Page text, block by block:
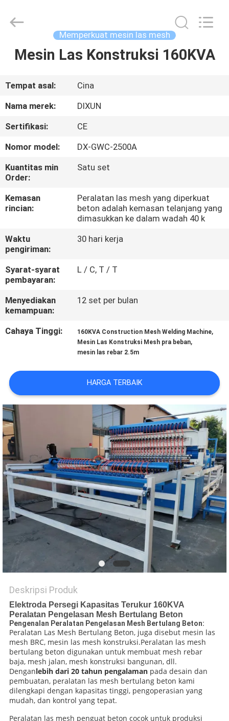
RUMAH
PRODUK
PERTUNJUKAN
TENTANG
PABRIK
KONTROL
KUALITAS
HUBUNGI
KAMI
PERMINTAAN
PENAWARAN
SITEMAP
PRIVACY
POLICY
Mesh
Products
Reserved.
Memperkuat mesin las mesh
Mesin Las Konstruksi 160KVA
Tempat asal:
Cina
Nama merek:
DIXUN
Sertifikasi:
CE
Nomor model:
DX-GWC-2500A
Kuantitas min
Order:
Satu set
Kemasan
rincian:
Peralatan las mesh yang diperkuat
beton adalah kemasan telanjang yang
dimasukkan ke dalam wadah 40 k
Waktu
pengiriman:
30 hari kerja
Syarat-syarat
pembayaran:
L / C, T / T
Menyediakan
kemampuan:
12 set per bulan
Cahaya Tinggi: 160KVA Construction Mesh Welding Machine,
Mesin Las Konstruksi Mesh pra beban,
mesin las rebar 2.5m
HARGA TERBAIK
Deskripsi Produk
Elektroda Persegi Kapasitas Terukur 160KVA
Peralatan Pengelasan Mesh Bertulang Beton
Pengenalan Peralatan Pengelasan Mesh Bertulang Beton:
Peralatan Las Mesh Bertulang Beton, juga disebut mesin las
mesh BRC, mesin las mesh konstruksi.Peralatan las mesh
bertulang beton digunakan untuk membuat mesh rebar
baja, mesh jalan, mesh konstruksi bangunan, dll.
Denganlebih dari 20 tahun pengalamanpada desain dan
pembuatan, peralatan las mesh bertulang beton kami
dilengkapi dengan kapasitas tinggi, pengoperasian yang
mudah, dan kontrol yang tepat.
Peralatan las mesh penguat beton cocok untuk produksi